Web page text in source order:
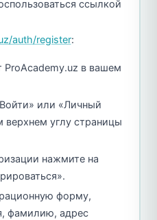
ссылкой
auth/register:
ProAcademy.uz в вашем
или «Личный
верхнем углу страницы
нажмите на
форму,
фамилию, адрес